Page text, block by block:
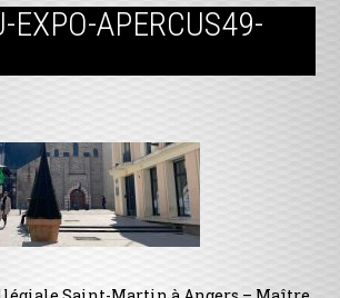
EXPO-APERCUS49-